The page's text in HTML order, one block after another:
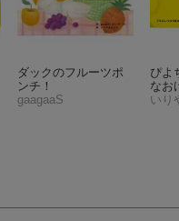
ダックのフルーツポ
ンチ！
gaagaaS
ぴよ
なお
いり